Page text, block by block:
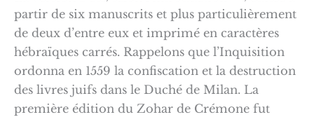
partir de six manuscrits et plus particulièrement
de deux d’entre eux et imprimé en caractères
hébraïques carrés. Rappelons que l’Inquisition
ordonna en 1559 la confiscation et la destruction
des livres juifs dans le Duché de Milan. La
première édition du Zohar de Crémone fut